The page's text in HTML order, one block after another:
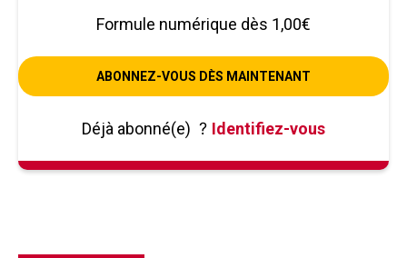
Formule numérique dès 1,00€
ABONNEZ-VOUS DÈS MAINTENANT
Déjà abonné(e) ? Identifiez-vous